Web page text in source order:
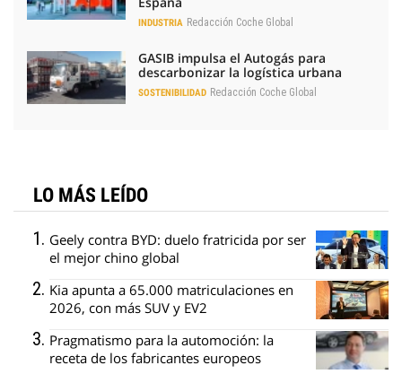
INDUSTRIA Redacción Coche Global
GASIB impulsa el Autogás para
descarbonizar la logística urbana
SOSTENIBILIDAD Redacción Coche Global
LO MÁS LEÍDO
Geely contra BYD: duelo fratricida por ser
el mejor chino global
Kia apunta a 65.000 matriculaciones en
2026, con más SUV y EV2
Pragmatismo para la automoción: la
receta de los fabricantes europeos